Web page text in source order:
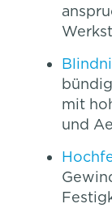
mit
und